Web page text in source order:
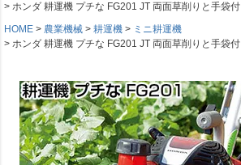
ホンダ 耕運機 プチな FG201 JT 両面草削りと手袋付
HOME
農業機械 耕運機
ミニ耕運機
ホンダ 耕運機 プチな FG201 JT 両面草削りと手袋付